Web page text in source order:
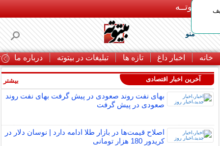
بـیتوتــه
منو
خانه اخبار داغ تازه ها تبلیغات در بیتوته درباره ما
آخرین اخبار اقتصادی
بهای نفت روند صعودی در پیش گرفت بهای نفت روند
صعودی در پیش گرفت
اصلاح قیمت‌ها در بازار طلا ادامه دارد | نوسان دلار در
کریدور 180 هزار تومانی
بیشتر